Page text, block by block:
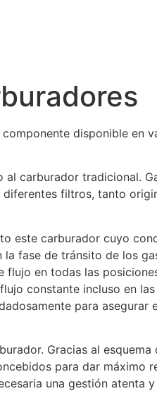
disponible en
al carburador tradicional.
filtros, tanto
este carburador cuyo
fase de tránsito de los
flujo en todas las
constante incluso en
para asegurar
Gracias al esquema
para dar máximo
una gestión atenta